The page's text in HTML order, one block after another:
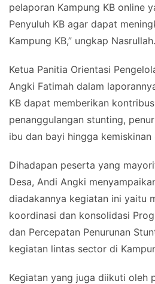
pelaporan Kampung KB online
Penyuluh KB agar dapat
Kampung KB,” ungkap Nasrullah.
Ketua Panitia Orientasi
Angki Fatimah dalam
KB dapat memberikan
penanggulangan stunting,
ibu dan bayi hingga kemiskinan
Dihadapan peserta yang
Desa, Andi Angki
diadakannya kegiatan ini yaitu
koordinasi dan konsolidasi
dan Percepatan Penurunan
kegiatan lintas sector di
Kegiatan yang juga diikuti oleh